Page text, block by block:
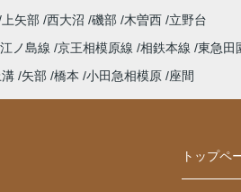
上矢部 西大沼 磯部 木曽西 立野台
ノ島線 京王相模原線 相鉄本線 東急田
溝 矢部 橋本 小田急相模原 座間
トップペ